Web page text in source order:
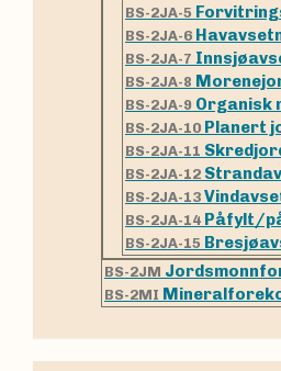
BS-2JA-5
BS-2JA-6
BS-2JA-7
BS-2JA-8
BS-2JA-9 Organisk
BS-2JA-10 Planert
BS-2JA-11
BS-2JA-12
BS-2JA-13
BS-2JA-14 Påfylt/
BS-2JA-15
BS-2JM
BS-2MI